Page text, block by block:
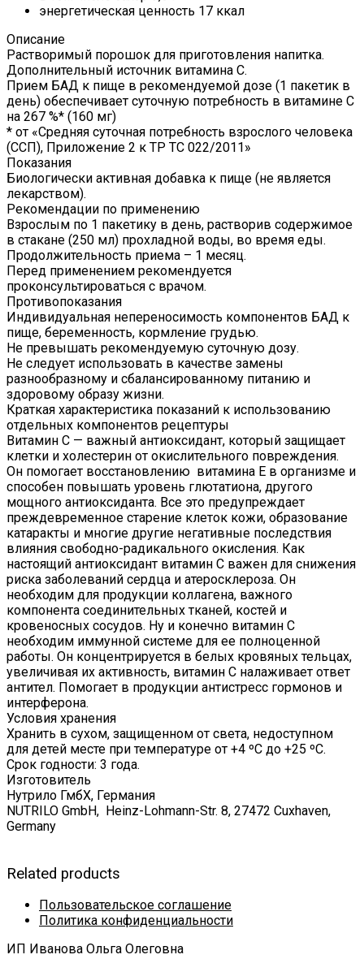
энергетическая ценность 17 ккал
Описание
Растворимый порошок для приготовления напитка.
Дополнительный источник витамина С.
Прием БАД к пище в рекомендуемой дозе (1 пакетик в
день) обеспечивает суточную потребность в витамине С
на 267 %* (160 мг)
* от «Средняя суточная потребность взрослого человека
(ССП), Приложение 2 к ТР ТС 022/2011»
Показания
Биологически активная добавка к пище (не является
лекарством).
Рекомендации по применению
Взрослым по 1 пакетику в день, растворив содержимое
в стакане (250 мл) прохладной воды, во время еды.
Продолжительность приема – 1 месяц.
Перед применением рекомендуется
проконсультироваться с врачом.
Противопоказания
Индивидуальная непереносимость компонентов БАД к
пище, беременность, кормление грудью.
Не превышать рекомендуемую суточную дозу.
Не следует использовать в качестве замены
разнообразному и сбалансированному питанию и
здоровому образу жизни.
Краткая характеристика показаний к использованию
отдельных компонентов рецептуры
Витамин С — важный антиоксидант, который защищает
клетки и холестерин от окислительного повреждения.
Он помогает восстановлению витамина Е в организме и
способен повышать уровень глютатиона, другого
мощного антиоксиданта. Все это предупреждает
преждевременное старение клеток кожи, образование
катаракты и многие другие негативные последствия
влияния свободно-радикального окисления. Как
настоящий антиоксидант витамин С важен для снижения
риска заболеваний сердца и атеросклероза. Он
необходим для продукции коллагена, важного
компонента соединительных тканей, костей и
кровеносных сосудов. Ну и конечно витамин С
необходим иммунной системе для ее полноценной
работы. Он концентрируется в белых кровяных тельцах,
увеличивая их активность, витамин С налаживает ответ
антител. Помогает в продукции антистресс гормонов и
интерферона.
Условия хранения
Хранить в сухом, защищенном от света, недоступном
для детей месте при температуре от +4 ºС до +25 ºС.
Срок годности: 3 года.
Изготовитель
Нутрило ГмбХ, Германия
NUTRILO GmbH, Heinz-Lohmann-Str. 8, 27472 Cuxhaven,
Germany
Related products
Пользовательское соглашение
Политика конфиденциальности
ИП Иванова Ольга Олеговна